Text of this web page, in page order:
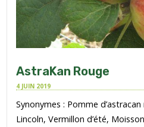
AstraKan Rouge
4 JUIN 2019
Synonymes : Pomme
Lincoln, Vermillon d’été,